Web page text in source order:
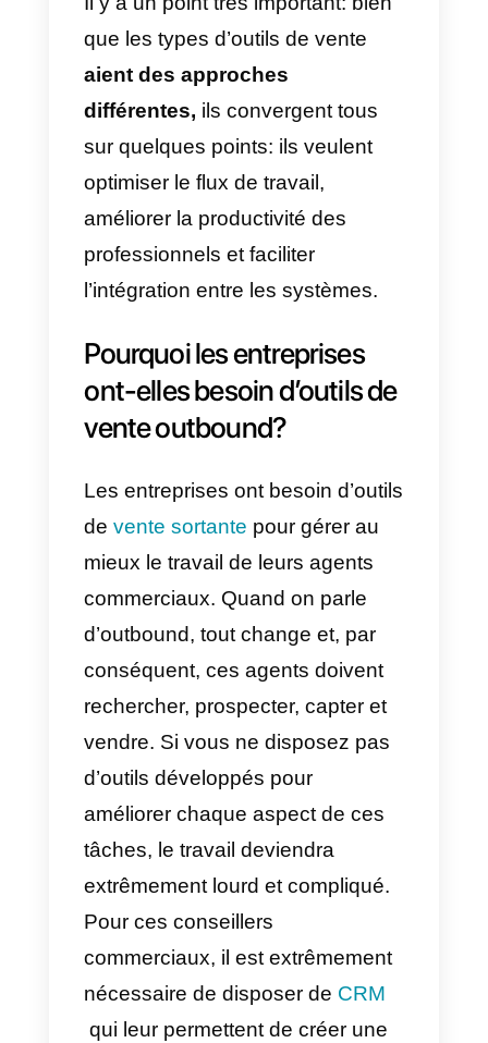
Que sont les outils de
vente outbound?
Les outils de vente
interfaces numériques qui
facilitent le travail de l’équipe de
vente. Ils visent à rendre la
gestion des entreprises plus
efficace, plus précise et plus
outils est que les entreprises et
les équipes de vente peuvent
optimiser leur travail axé sur les
appels sortants. Avec un outil de
vente qui centralise toutes les
activités liées aux ventes
sortantes, le temps passé est
réduit de manière drastique.
Il y a un point très important: bien
que les types d’outils de vente
aient des approches
différentes,ils convergent tous